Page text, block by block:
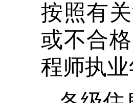
按照有
或不合
程师执